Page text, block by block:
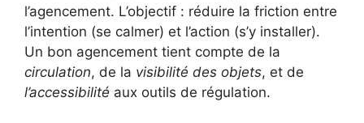
l’agencement. L’objectif : réduire la friction entre
l’intention (se calmer) et l’action (s’y installer).
Un bon agencement tient compte de la
circulation, de la visibilité des objets, et de
l’accessibilité aux outils de régulation.